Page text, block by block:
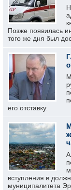
Позже появилась
того же дня был
его отставку.
вступления в
муниципалитета